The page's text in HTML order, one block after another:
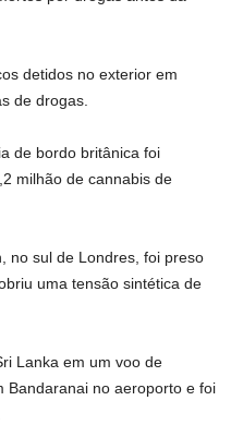
detidos no exterior em
de drogas.
de bordo britânica foi
milhão de cannabis de
no sul de Londres, foi preso
uma tensão sintética de
Lanka em um voo de
Bandaranai no aeroporto e foi